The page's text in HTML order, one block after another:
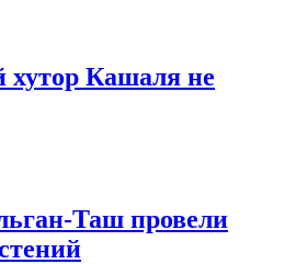
Кашаля не
Таш провели